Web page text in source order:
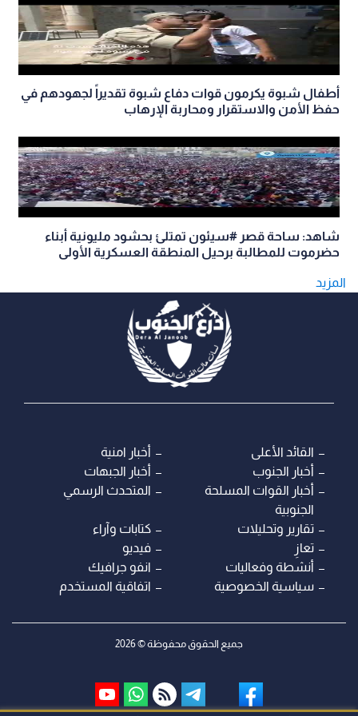
أطفال شبوة يكرمون قوات دفاع شبوة تقديراً لجهودهم في
حفظ الأمن والاستقرار ومحاربة الإرهاب
شاهد: ساحة قصر #سيئون تمتلئ بحشود مليونية أبناء
حضرموت للمطالبة برحيل المنطقة العسكرية الأولى
المزيد
القائد الأعلى
أخبار امنية
أخبار الجنوب
أخبار الجبهات
أخبار القوات المسلحة
الجنوبية
المتحدث الرسمي
تقارير وتحليلات
كتابات وآراء
تعازِ
فيديو
أنشطة وفعاليات
انفو جرافيك
سياسية الخصوصية
اتفاقية المستخدم
جميع الحقوق محفوظة © 2026